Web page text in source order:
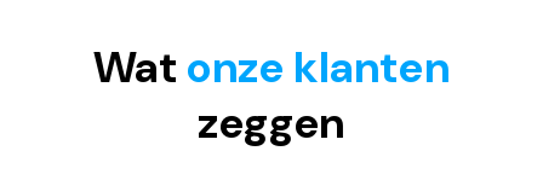
Wat onze klanten
zeggen